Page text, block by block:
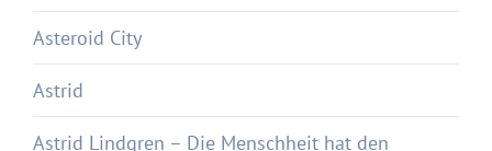
Asteroid City
Astrid
Astrid Lindgren – Die Menschheit hat den